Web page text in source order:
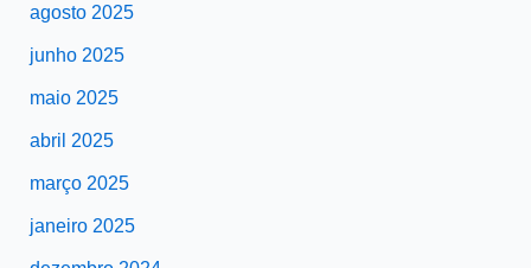
agosto 2025
junho 2025
maio 2025
abril 2025
março 2025
janeiro 2025